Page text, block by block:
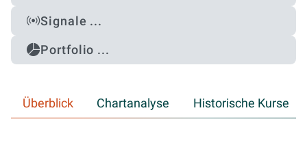
Signale ...
Portfolio ...
Überblick Chartanalyse Historische Kurse